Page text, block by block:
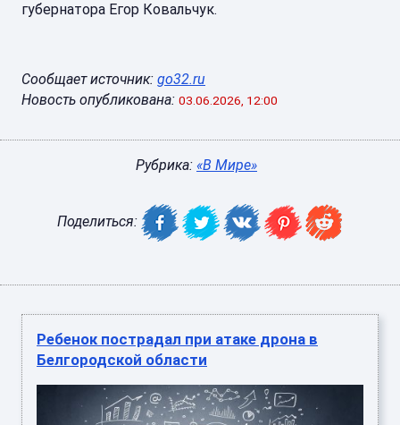
губернатора Егор Ковальчук.
Сообщает источник: go32.ru
Новость опубликована: 03.06.2026, 12:00
Рубрика: «В Мире»
Поделиться:
Ребенок пострадал при атаке дрона в
Белгородской области